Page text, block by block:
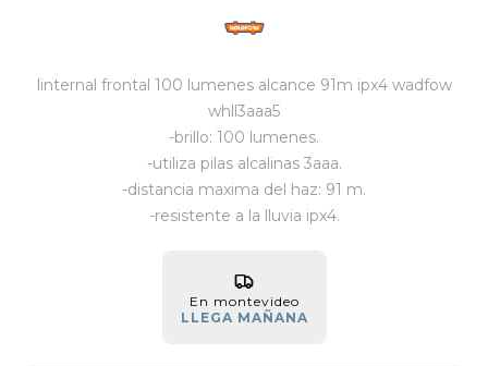
linternal frontal 100 lumenes alcance 91m ipx4 wadfow
whll3aaa5
-brillo: 100 lumenes.
-utiliza pilas alcalinas 3aaa.
-distancia maxima del haz: 91 m.
-resistente a la lluvia ipx4.
En montevideo
LLEGA MAÑANA
Juguetes y artículos para bebé
Ferretería